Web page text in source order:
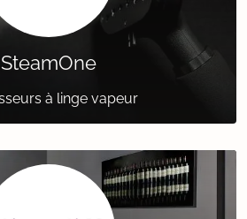
SteamOne
à linge vapeur